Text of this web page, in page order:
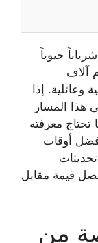
حيوياً
آلاف
وعائلية. إذا
هذا المسار
تحتاج معرفته
أوقات
قيمة مقابل
من